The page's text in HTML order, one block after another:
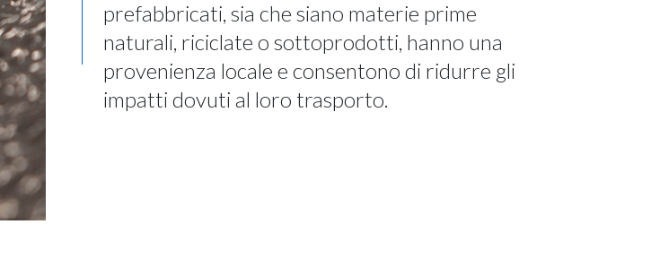
prefabbricati, sia che siano materie prime
naturali, riciclate o sottoprodotti, hanno una
provenienza locale e consentono di ridurre gli
impatti dovuti al loro trasporto.